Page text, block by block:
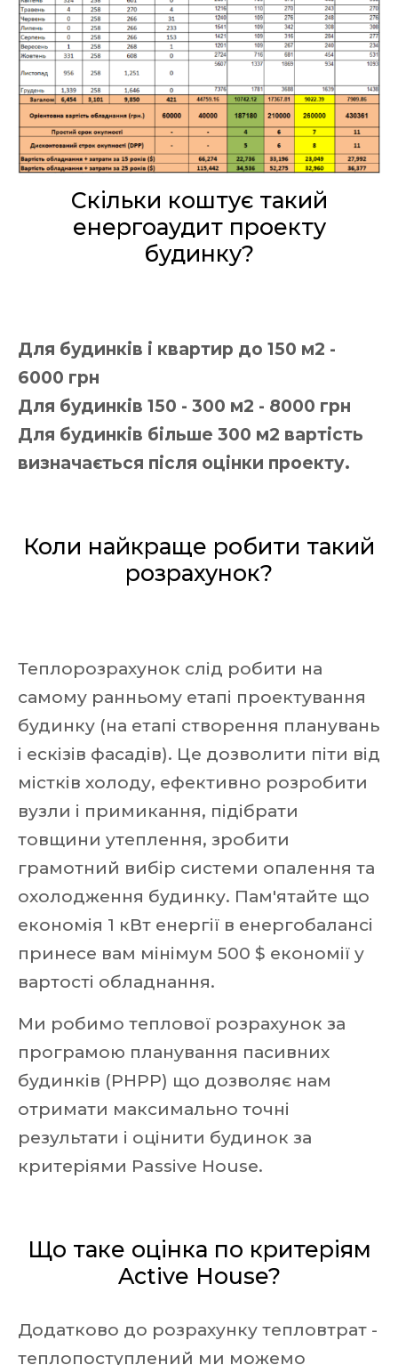
Скільки коштує такий
енергоаудит проекту
будинку?
Для будинків і квартир до 150 м2 -
6000 грн
Для будинків 150 - 300 м2 - 8000 грн
Для будинків більше 300 м2 вартість
визначається після оцінки проекту.
Коли найкраще робити такий
розрахунок?
Теплорозрахунок слід робити на
самому ранньому етапі проектування
будинку (на етапі створення планувань
і ескізів фасадів). Це дозволити піти від
містків холоду, ефективно розробити
вузли і примикання, підібрати
товщини утеплення, зробити
грамотний вибір системи опалення та
охолодження будинку. Пам'ятайте що
економія 1 кВт енергії в енергобалансі
принесе вам мінімум 500 $ економії у
вартості обладнання.
Ми робимо теплової розрахунок за
програмою планування пасивних
будинків (PHPP) що дозволяє нам
отримати максимально точні
результати і оцінити будинок за
критеріями Passive House.
Що таке оцінка по критеріям
Active House?
Додатково до розрахунку тепловтрат -
теплопоступлений ми можемо